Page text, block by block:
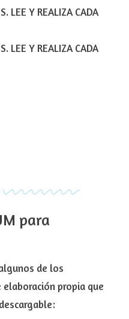
LEE Y REALIZA CADA
LEE Y REALIZA CADA
para
de los
propia que